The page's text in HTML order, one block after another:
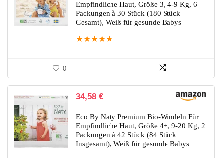
Empfindliche Haut, Größe 3, 4-9 Kg, 6
Packungen à 30 Stück (180 Stück
Gesamt), Weiß für gesunde Babys
★★★★★
0
34,58 €
Eco By Naty Premium Bio-Windeln Für
Empfindliche Haut, Größe 4+, 9-20 Kg, 2
Packungen à 42 Stück (84 Stück
Insgesamt), Weiß für gesunde Babys